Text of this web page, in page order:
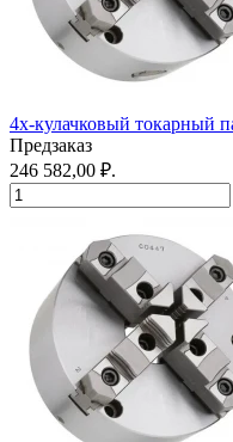
4х-кулачковый токарный
Предзаказ
246 582,00 ₽.